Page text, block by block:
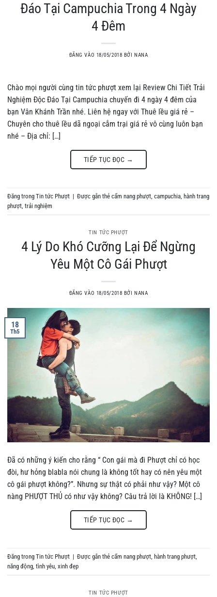
Đáo Tại Campuchia Trong 4 Ngày
4 Đêm
ĐĂNG VÀO 18/05/2018 BỞI NANA
Chào mọi người cùng tin tức phượt xem lại Review Chi Tiết Trải
Nghiệm Độc Đáo Tại Campuchia chuyến đi 4 ngày 4 đêm của
bạn Vân Khánh Trần nhé. Liên hệ ngay với Thuê lều giá rẻ –
Chuyên cho thuê lều dã ngoại cắm trại giá rẻ vô cùng luôn bạn
nhé – Địa chỉ: […]
TIẾP TỤC ĐỌC →
Đăng trong Tin tức Phượt | Được gắn thẻ cẩm nang phượt campuchia hành trang
phượt trải nghiệm
TIN TỨC PHƯỢT
4 Lý Do Khó Cưỡng Lại Để Ngừng
Yêu Một Cô Gái Phượt
ĐĂNG VÀO 18/05/2018 BỞINANA
18
Th5
Đã có những ý kiến cho rằng “ Con gái mà đi Phượt chỉ có học
đòi, hư hỏng blabla nói chung là không tốt hay có nên yêu một
cô gái phượt không?”. Nhưng sự thật có phải như vậy? Một cô
nàng PHƯỢT THỦ có như vậy không? Câu trả lời là KHÔNG! […]
TIẾP TỤC ĐỌC →
Đăng trong Tin tức Phượt | Được gắn thẻ cẩm nang phượt hành trang phượt
năng động tình yêu xinh đẹp
TIN TỨC PHƯỢT